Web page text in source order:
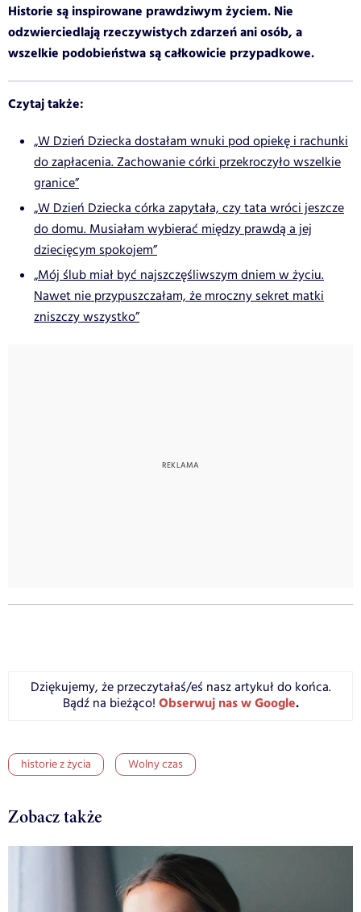
Historie są inspirowane prawdziwym życiem. Nie
odzwierciedlają rzeczywistych zdarzeń ani osób, a
wszelkie podobieństwa są całkowicie przypadkowe.
Czytaj także:
„W Dzień Dziecka dostałam wnuki pod opiekę i rachunki
do zapłacenia. Zachowanie córki przekroczyło wszelkie
granice”
„W Dzień Dziecka córka zapytała, czy tata wróci jeszcze
do domu. Musiałam wybierać między prawdą a jej
dziecięcym spokojem”
„Mój ślub miał być najszczęśliwszym dniem w życiu.
Nawet nie przypuszczałam, że mroczny sekret matki
zniszczy wszystko”
Dziękujemy, że przeczytałaś/eś nasz artykuł do końca.
Bądź na bieżąco! Obserwuj nas w Google.
historie z życia Wolny czas
Zobacz także